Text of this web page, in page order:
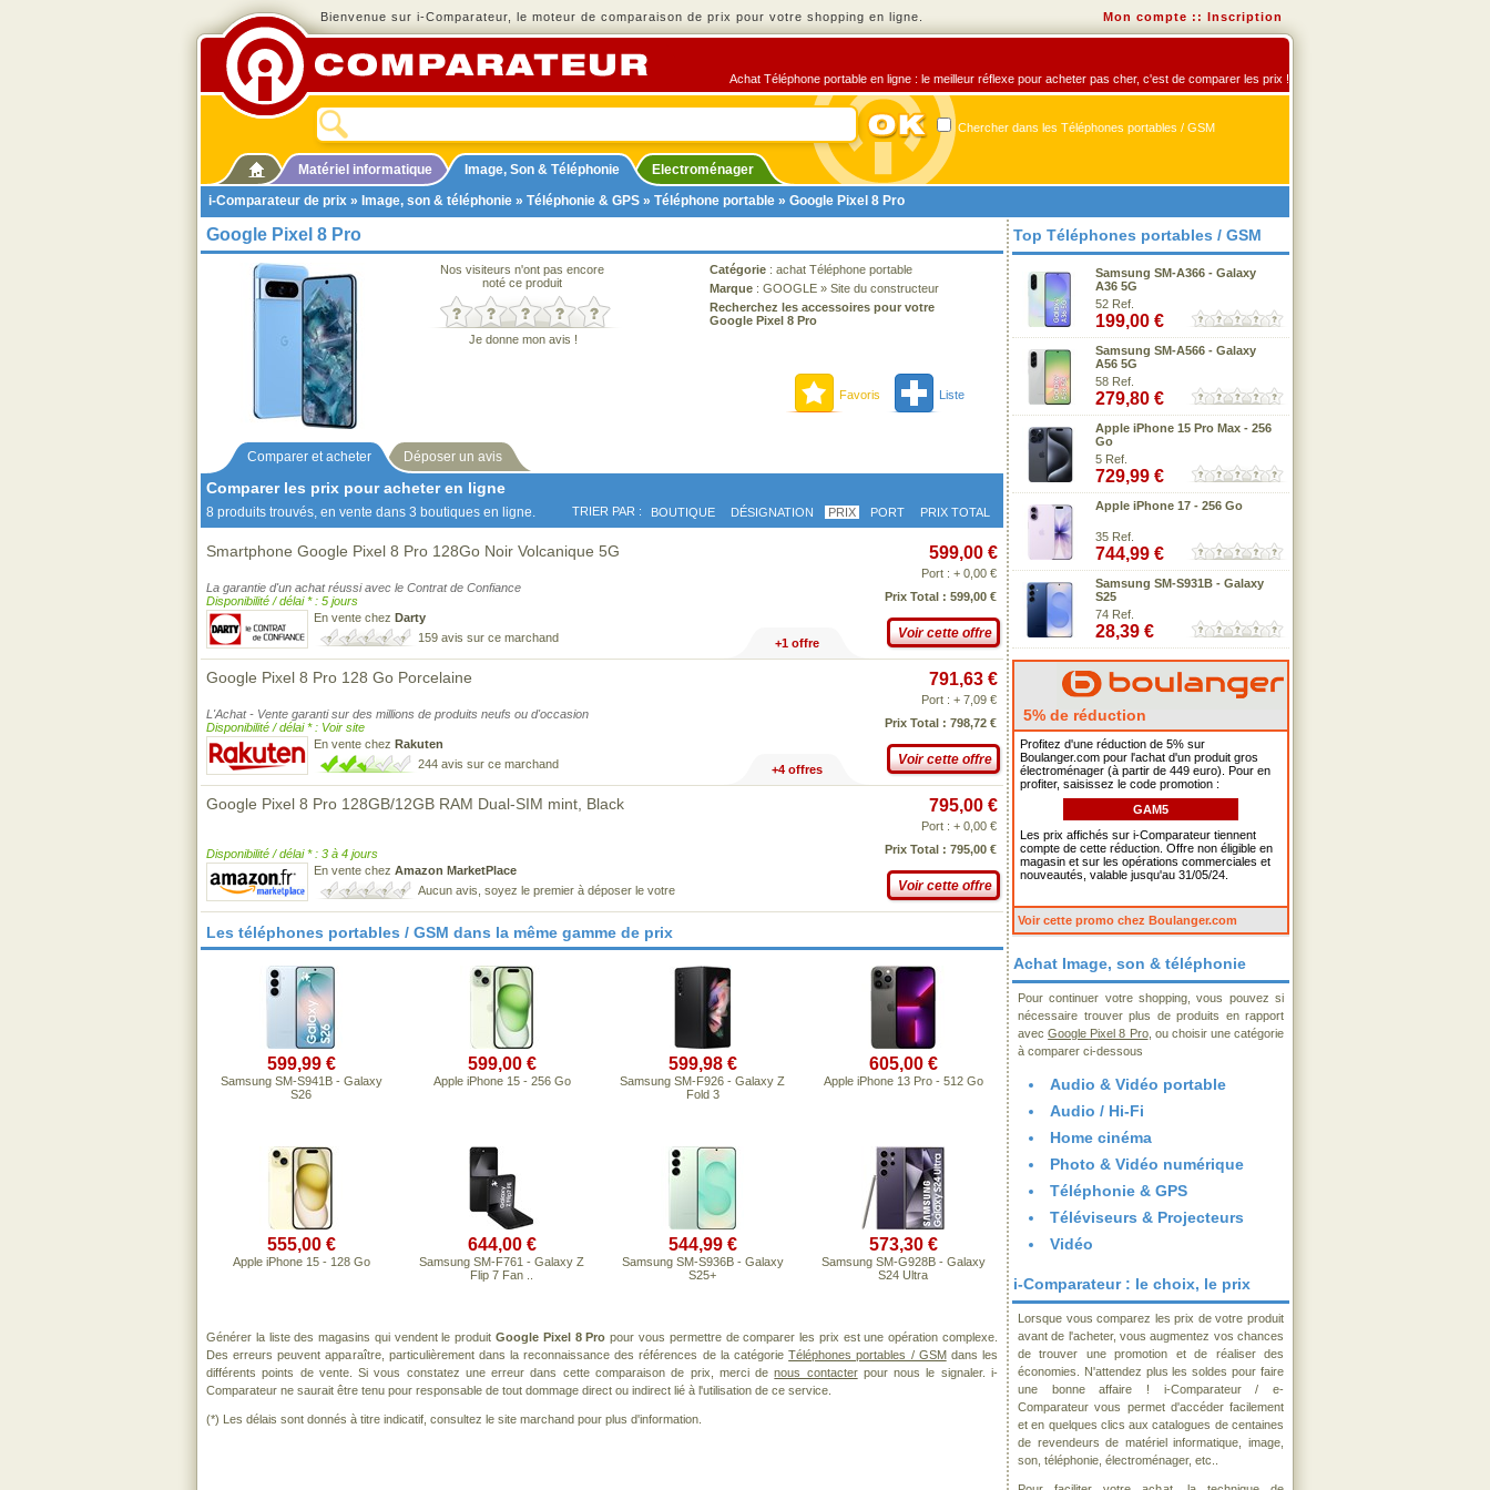
Bienvenue sur i-Comparateur, le moteur de comparaison de prix pour votre shopping en ligne. Mon compte :: Inscription
Achat Téléphone portable en ligne : le meilleur réflexe pour acheter pas cher, c'est de comparer les prix !
Chercher dans les Téléphones portables / GSM
Matériel informatique Image, Son & Téléphonie
Electroménager
i-Comparateur de prix » Image, son & téléphonie » Téléphonie & GPS » Téléphone portable » Google Pixel 8 Pro
Google Pixel 8 Pro
Nos visiteurs n'ont pas encore
noté ce produit
Je donne mon avis !
Catégorie : achat Téléphone portable
Marque : GOOGLE » Site du constructeur
Recherchez les accessoires pour votre
Google Pixel 8 Pro
Favoris Liste
Comparer et acheter Déposer un avis
Comparer les prix pour acheter en ligne
8 produits trouvés, en vente dans 3 boutiques en ligne. TRIER PAR : BOUTIQUE DÉSIGNATION PRIX PORT PRIX TOTAL
Smartphone Google Pixel 8 Pro 128Go Noir Volcanique 5G
La garantie d'un achat réussi avec le Contrat de Confiance
Disponibilité / délai * : 5 jours
En vente chez Darty
159 avis sur ce marchand
599,00 €
Port : + 0,00 €
Prix Total : 599,00 €
Voir cette offre
+1 offre
Google Pixel 8 Pro 128 Go Porcelaine
L'Achat - Vente garanti sur des millions de produits neufs ou d'occasion
Disponibilité / délai * : Voir site
En vente chez Rakuten
244 avis sur ce marchand
791,63 €
Port : + 7,09 €
Prix Total : 798,72 €
Voir cette offre
+4 offres
Google Pixel 8 Pro 128GB/12GB RAM Dual-SIM mint, Black
Disponibilité / délai * : 3 à 4 jours
En vente chez Amazon MarketPlace
Aucun avis, soyez le premier à déposer le votre
795,00 €
Port : + 0,00 €
Prix Total : 795,00 €
Voir cette offre
Les téléphones portables / GSM dans la même gamme de prix
599,99 €
Samsung SM-S941B - Galaxy
S26
599,00 €
Apple iPhone 15 - 256 Go
599,98 €
Samsung SM-F926 - Galaxy Z
Fold 3
605,00 €
Apple iPhone 13 Pro - 512 Go
555,00 €
Apple iPhone 15 - 128 Go
644,00 €
Samsung SM-F761 - Galaxy Z
Flip 7 Fan ..
544,99 €
Samsung SM-S936B - Galaxy
S25+
573,30 €
Samsung SM-G928B - Galaxy
S24 Ultra
Générer la liste des magasins qui vendent le produitGoogle Pixel 8 Pro pour vous permettre de comparer les prix est une opération complexe.
Des erreurs peuvent apparaître, particulièrement dans la reconnaissance des références de la catégorieTéléphones portables / GSMdans les
différents points de vente. Si vous constatez une erreur dans cette comparaison de prix, merci denous contacterpour nous le signaler. i-
Comparateur ne saurait être tenu pour responsable de tout dommage direct ou indirect lié à l'utilisation de ce service.
(*) Les délais sont donnés à titre indicatif, consultez le site marchand pour plus d'information.
Top Téléphones portables / GSM
Samsung SM-A366 - Galaxy
A36 5G
52 Ref.
199,00 €
Samsung SM-A566 - Galaxy
A56 5G
58 Ref.
279,80 €
Apple iPhone 15 Pro Max - 256
Go
5 Ref.
729,99 €
Apple iPhone 17 - 256 Go
35 Ref.
744,99 €
Samsung SM-S931B - Galaxy
S25
74 Ref.
28,39 €
5% de réduction
Profitez d'une réduction de 5% sur
Boulanger.com pour l'achat d'un produit gros
électroménager (à partir de 449 euro). Pour en
profiter, saisissez le code promotion :
GAM5
Les prix affichés sur i-Comparateur tiennent
compte de cette réduction. Offre non éligible en
magasin et sur les opérations commerciales et
nouveautés, valable jusqu'au 31/05/24.
Voir cette promo chez Boulanger.com
Achat Image, son & téléphonie
Pour continuer votre shopping, vous pouvez si
nécessaire trouver plus de produits en rapport
avecGoogle Pixel 8 Pro, ou choisir une catégorie
à comparer ci-dessous
Audio & Vidéo portable
Audio / Hi-Fi
Home cinéma
Photo & Vidéo numérique
Téléphonie & GPS
Téléviseurs & Projecteurs
Vidéo
i-Comparateur : le choix, le prix
Lorsque vous comparez les prix de votre produit
avant de l'acheter, vous augmentez vos chances
de trouver une promotion et de réaliser des
économies. N'attendez plus les soldes pour faire
une bonne affaire ! i-Comparateur / e-
Comparateur vous permet d'accéder facilement
et en quelques clics aux catalogues de centaines
de revendeurs de matériel informatique, image,
son, téléphonie, électroménager, etc..